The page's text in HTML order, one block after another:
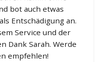
bot auch etwas
Entschädigung an.
Service und der
Dank Sarah. Werde
empfehlen!